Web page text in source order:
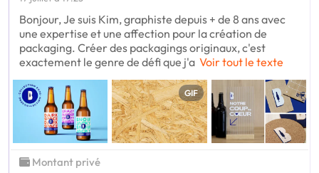
Bonjour, Je suis Kim, graphiste depuis + de 8 ans avec
une expertise et une affection pour la création de
packaging. Créer des packagings originaux, c'est
exactement le genre de défi que j'a Voir tout le texte
GIF
Montant privé